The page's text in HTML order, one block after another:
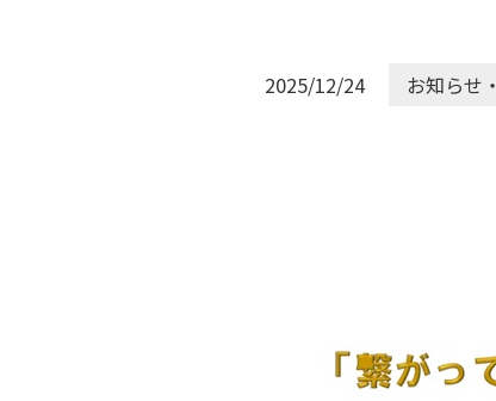
2025/12/24 お知らせ